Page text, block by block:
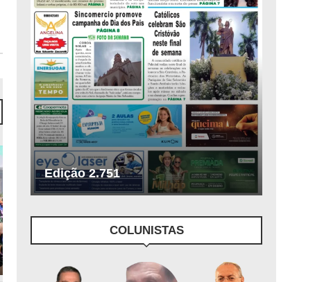
Edição 2.751
COLUNISTAS